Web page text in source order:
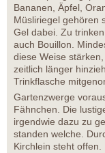
Bananen, Äpfel,
Müsliriegel gehören
Gel dabei. Zu
auch Bouillon.
diese Weise
zeitlich länger
Trinkflasche
Gartenzwerge
Fähnchen. Die
irgendwie dazu zu
standen welche.
Kirchlein steht offen.